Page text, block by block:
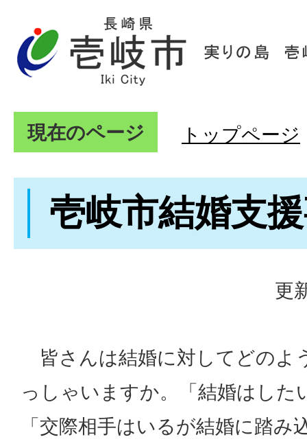
現在のページ トップページ
壱岐市結婚支
更
皆さんは結婚に対してどのよ
っしゃいますか。「結婚はした
「交際相手はいるが結婚に踏み